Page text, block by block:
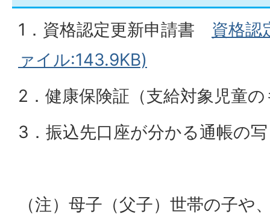
1．資格認定更新申請書 資格認
ァイル:143.9KB)
2．健康保険証（支給対象児童
3．振込先口座が分かる通帳の
（注）母子（父子）世帯の子や